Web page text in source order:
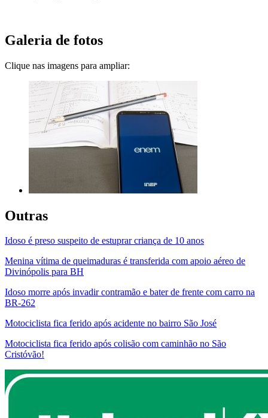
Galeria de fotos
Clique nas imagens para ampliar:
Outras
Idoso é preso suspeito de estuprar criança de 10 anos
Menina vítima de queimaduras é transferida com apoio aéreo de
Divinópolis para BH
Idoso morre após invadir contramão e bater de frente com carro na
BR-262
Motociclista fica ferido após acidente no bairro São José
Motociclista fica ferido após colisão com caminhão no São
Cristóvão!